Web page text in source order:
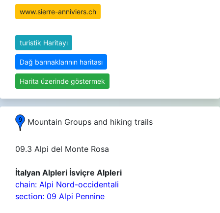
www.sierre-anniviers.ch
turistik Haritayı
Dağ barınaklarının haritası
Harita üzerinde göstermek
Mountain Groups and hiking trails
09.3 Alpi del Monte Rosa
İtalyan Alpleri İsviçre Alpleri
chain: Alpi Nord-occidentali
section: 09 Alpi Pennine